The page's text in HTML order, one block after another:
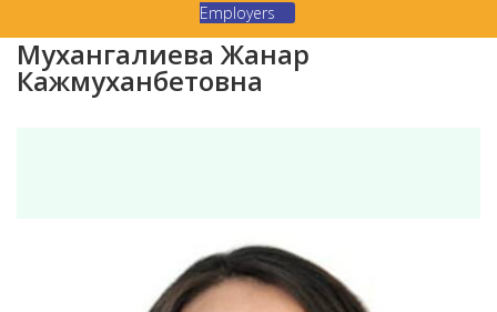
Employers
Мухангалиева Жанар
Кажмуханбетовна